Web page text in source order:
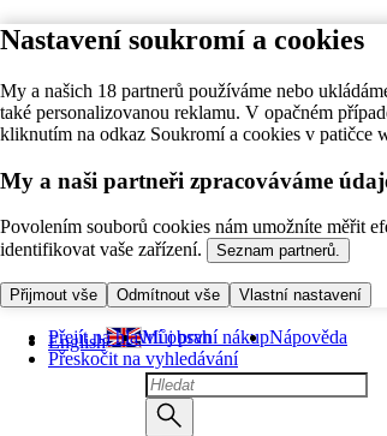
Nastavení soukromí a cookies
My a našich 18 partnerů používáme nebo
také personalizovanou reklamu. V opačném
kliknutím na odkaz Soukromí a cookies v patičce
My a naši partneři zpracováváme
Povolením souborů cookies nám umožníte měřit
identifikovat vaše zařízení.
Seznam partnerů.
Přijmout vše Odmítnout vše Vlastní nastavení
Přejít na hlavní obsah
Přeskočit na vyhledávání
English Můj první nákupNápověda